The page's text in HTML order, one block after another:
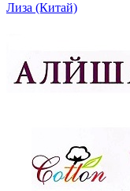
Лиза (Китай)